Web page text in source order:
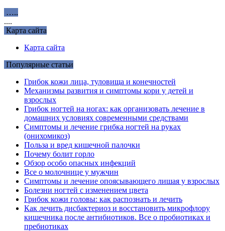
…..
....
Карта сайта
Карта сайта
Популярные статьи
Грибок кожи лица, туловища и конечностей
Механизмы развития и симптомы кори у детей и
взрослых
Грибок ногтей на ногах: как организовать лечение в
домашних условиях современными средствами
Симптомы и лечение грибка ногтей на руках
(онихомикоз)
Польза и вред кишечной палочки
Почему болит горло
Обзор особо опасных инфекций
Все о молочнице у мужчин
Симптомы и лечение опоясывающего лишая у взрослых
Болезни ногтей с изменением цвета
Грибок кожи головы: как распознать и лечить
Как лечить дисбактериоз и восстановить микрофлору
кишечника после антибиотиков. Все о пробиотиках и
пребиотиках